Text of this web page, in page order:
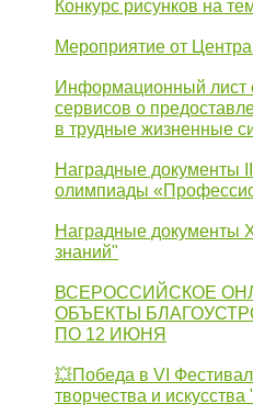
Конкурс рисунков на
Мероприятие от
Информационный лист
сервисов о
в трудные жизненные
Наградные документы
олимпиады
Наградные документы
знаний"
ВСЕРОССИЙСКОЕ
ОБЪЕКТЫ
ПО 12 ИЮНЯ
💥Победа в VI
творчества и